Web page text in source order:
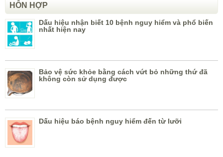
HỖN HỢP
Dấu hiệu nhận biết 10 bệnh nguy hiểm và phổ biến
nhất hiện nay
Bảo vệ sức khỏe bằng cách vứt bỏ những thứ đã
không còn sử dụng được
Dấu hiệu báo bệnh nguy hiểm đến từ lưỡi